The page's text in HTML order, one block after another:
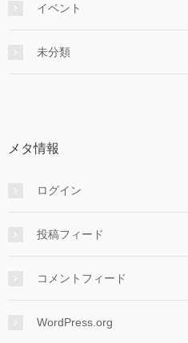
イベント
未分類
メタ情報
ログイン
投稿フィード
コメントフィード
WordPress.org